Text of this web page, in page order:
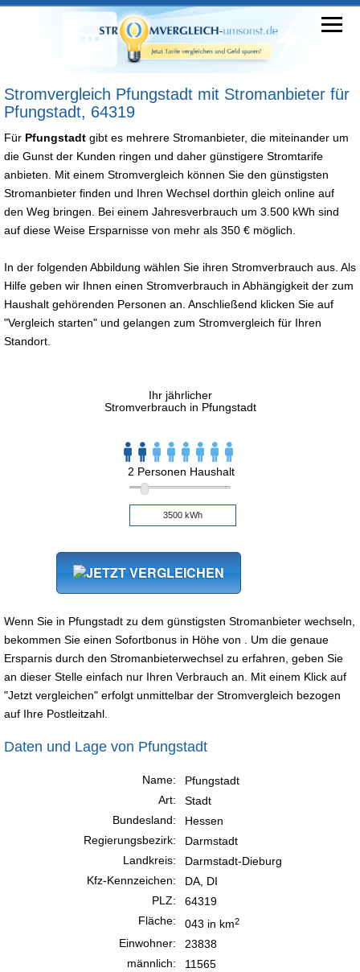
Stromvergleich Pfungstadt mit Stromanbieter für
Pfungstadt, 64319
Für Pfungstadt gibt es mehrere Stromanbieter, die miteinander um
die Gunst der Kunden ringen und daher günstigere Stromtarife
anbieten. Mit einem Stromvergleich können Sie den günstigsten
Stromanbieter finden und Ihren Wechsel dorthin gleich online auf
den Weg bringen. Bei einem Jahresverbrauch um 3.500 kWh sind
auf diese Weise Ersparnisse von mehr als 350 € möglich.
In der folgenden Abbildung wählen Sie ihren Stromverbrauch aus. Als
Hilfe geben wir Ihnen einen Stromverbrauch in Abhängigkeit der zum
Haushalt gehörenden Personen an. Anschließend klicken Sie auf
"Vergleich starten" und gelangen zum Stromvergleich für Ihren
Standort.
Ihr jährlicher
Stromverbrauch in Pfungstadt
2 Personen Haushalt
Wenn Sie in Pfungstadt zu dem günstigsten Stromanbieter wechseln,
bekommen Sie einen Sofortbonus in Höhe von . Um die genaue
Ersparnis durch den Stromanbieterwechsel zu erfahren, geben Sie
an dieser Stelle einfach nur Ihren Verbrauch an. Mit einem Klick auf
"Jetzt vergleichen" erfolgt unmittelbar der Stromvergleich bezogen
auf Ihre Postleitzahl.
Daten und Lage von Pfungstadt
Name:
Pfungstadt
Art:
Stadt
Bundesland:
Hessen
Regierungsbezirk:
Darmstadt
Landkreis:
Darmstadt-Dieburg
Kfz-Kennzeichen:
DA, DI
PLZ:
64319
Fläche:
043 in km2
Einwohner:
23838
männlich:
11565